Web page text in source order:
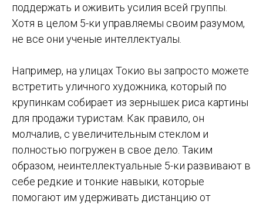
поддержать и оживить усилия всей группы.
Хотя в целом 5-ки управляемы своим разумом,
не все они ученые интеллектуалы.
Например, на улицах Токио вы запросто можете
встретить уличного художника, который по
крупинкам собирает из зернышек риса картины
для продажи туристам. Как правило, он
молчалив, с увеличительным стеклом и
полностью погружен в свое дело. Таким
образом, неинтеллектуальные 5-ки развивают в
себе редкие и тонкие навыки, которые
помогают им удерживать дистанцию от